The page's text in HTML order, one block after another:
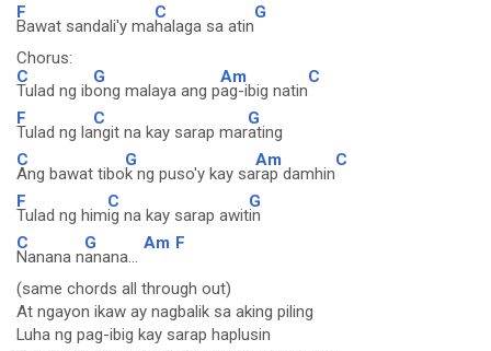
F
Bawat sandali'y ma
C
halaga sa atin
G
Chorus:
C
Tulad ng ib
G
ong malaya ang p
Am
ag-ibig natin
C
F
Tulad ng la
C
ngit na kay sarap mar
G
ating
C
Ang bawat tibo
G
k ng puso'y kay sa
Am
rap damhin
C
F
Tulad ng him
C
ig na kay sarap awit
G
in
C
Nanana n
G
anana...
Am F
(same chords all through out)
At ngayon ikaw ay nagbalik sa aking piling
Luha ng pag-ibig kay sarap haplusin